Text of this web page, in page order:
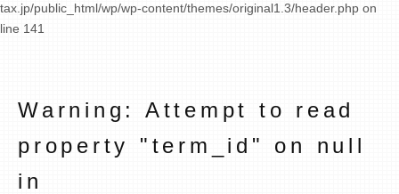
tax.jp/public_html/wp/wp-content/themes/original1.3/header.php on
line 141
Warning : Attempt to read
property "term_id" on null
in